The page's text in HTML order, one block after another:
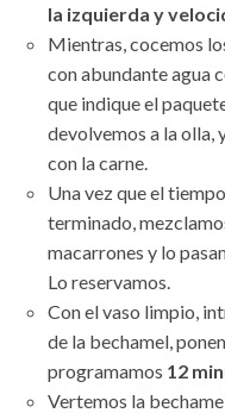
la izquierda y
Mientras, cocemos
con abundante agua
que indique el
devolvemos a la olla,
con la carne.
Una vez que el
terminado,
macarrones y lo
Lo reservamos.
Con el vaso limpio,
de la bechamel,
programamos 12
Vertemos la